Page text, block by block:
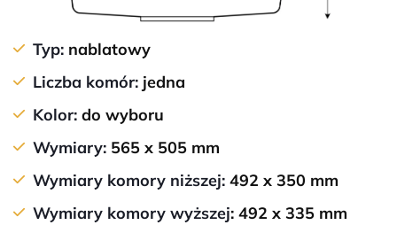
Typ: nablatowy
Liczba komór: jedna
Kolor: do wyboru
Wymiary: 565 x 505 mm
Wymiary komory niższej: 492 x 350 mm
Wymiary komory wyższej: 492 x 335 mm